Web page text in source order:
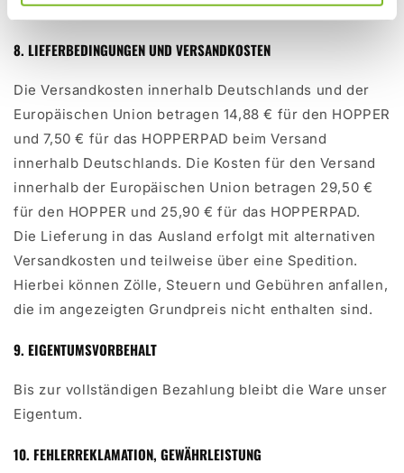
Ihrer Bestellnummer bezahlen.
8. LIEFERBEDINGUNGEN UND VERSANDKOSTEN
Die Versandkosten innerhalb Deutschlands und der
Europäischen Union betragen 14,88 € für den HOPPER
und 7,50 € für das HOPPERPAD beim Versand
innerhalb Deutschlands. Die Kosten für den Versand
innerhalb der Europäischen Union betragen 29,50 €
für den HOPPER und 25,90 € für das HOPPERPAD.
Die Lieferung in das Ausland erfolgt mit alternativen
Versandkosten und teilweise über eine Spedition.
Hierbei können Zölle, Steuern und Gebühren anfallen,
die im angezeigten Grundpreis nicht enthalten sind.
9. EIGENTUMSVORBEHALT
Bis zur vollständigen Bezahlung bleibt die Ware unser
Eigentum.
10. FEHLERREKLAMATION, GEWÄHRLEISTUNG